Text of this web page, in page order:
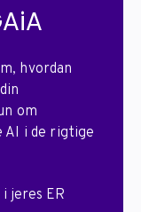
hvordan
om
AI i de rigtige
jeres ER